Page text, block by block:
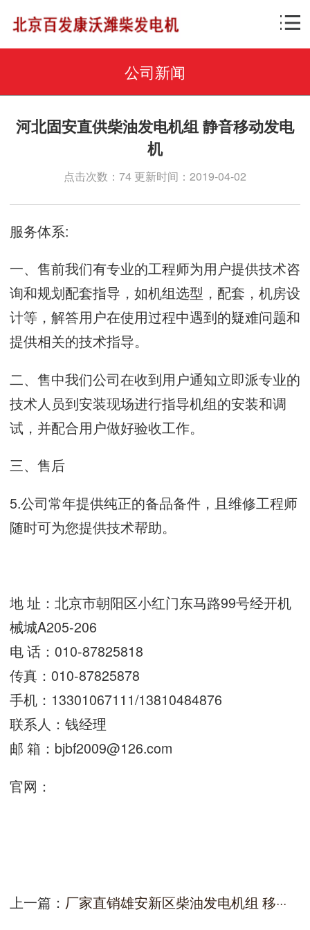
公司新闻
河北固安直供柴油发电机组 静音移动发电
机
点击次数：74 更新时间：2019-04-02
服务体系:
一、售前我们有专业的工程师为用户提供技术咨
询和规划配套指导，如机组选型，配套，机房设
计等，解答用户在使用过程中遇到的疑难问题和
提供相关的技术指导。
二、售中我们公司在收到用户通知立即派专业的
技术人员到安装现场进行指导机组的安装和调
试，并配合用户做好验收工作。
三、 售后
5.公司常年提供纯正的备品备件，且维修工程师
随时可为您提供技术帮助。
地 址：北京市朝阳区小红门东马路99号经开机
械城A205-206
电 话：010-87825818
传真：010-87825878
手机：13301067111/13810484876
联系人：钱经理
邮 箱： bjbf2009@126.com
官网：
上一篇： 厂家直销雄安新区柴油发电机组 移···